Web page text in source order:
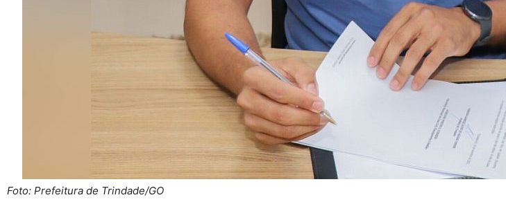
Foto: Prefeitura de Trindade/GO